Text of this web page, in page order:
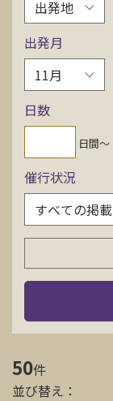
会社情報
出発月
日数
日間〜
催行状況
50件
並び替え：